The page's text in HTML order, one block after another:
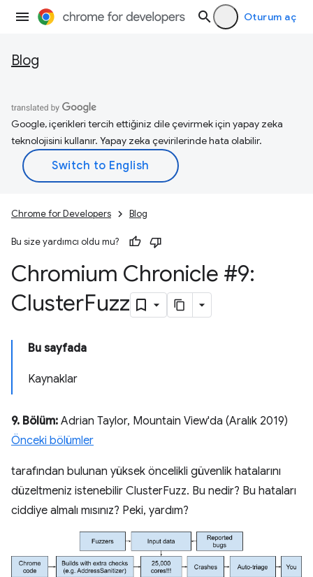
Oturum aç
Blog
Google, içerikleri tercih ettiğiniz dile çevirmek için yapay zeka
teknolojisini kullanır. Yapay zeka çevirilerinde hata olabilir.
Chrome for Developers Blog
Bu size yardımcı oldu mu?
Chromium Chronicle #9:
ClusterFuzz
Bu sayfada
Kaynaklar
9. Bölüm: Adrian Taylor, Mountain View'da (Aralık 2019)
Önceki bölümler
tarafından bulunan yüksek öncelikli güvenlik hatalarını
düzeltmeniz istenebilir ClusterFuzz. Bu nedir? Bu hataları
ciddiye almalı mısınız? Peki, yardım?